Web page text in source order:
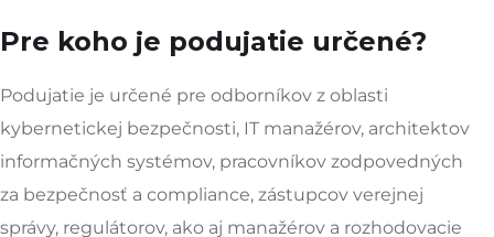
Pre koho je podujatie určené?
Podujatie je určené pre odborníkov z oblasti
kybernetickej bezpečnosti, IT manažérov, architektov
informačných systémov, pracovníkov zodpovedných
za bezpečnosť a compliance, zástupcov verejnej
správy, regulátorov, ako aj manažérov a rozhodovacie